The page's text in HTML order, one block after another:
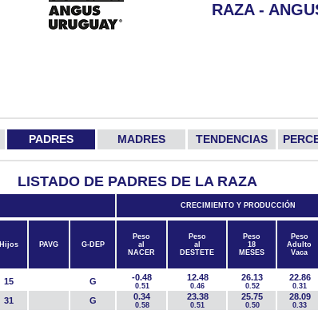
RAZA -
PADRES MADRES TENDENCIAS
LISTADO DE PADRES DE LA RAZA
CRECIMIENTO Y PRODUCCIÓN
Hijos PAVG G-DEP
Peso
al
NACER
Peso
al
DESTETE
Peso
18
MESES
Peso
Adulto
Vaca
15 G -0.48
0.51
12.48
0.46
26.13
0.52
22.86
0.31
31 G 0.34
0.58
23.38
0.51
25.75
0.50
28.09
0.33